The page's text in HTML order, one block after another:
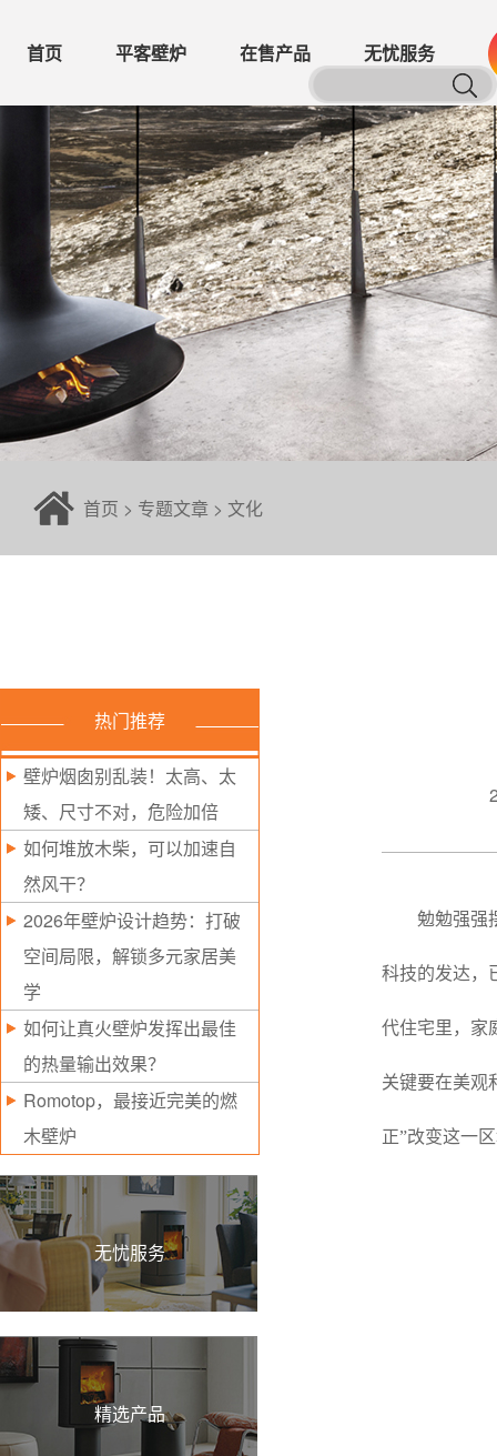
首页 平客壁炉 在售产品 无忧服务
首页 > 专题文章 > 文化
热门推荐
壁炉烟囱别乱装！太高、太
矮、尺寸不对，危险加倍
如何堆放木柴，可以加速自
然风干？
2026年壁炉设计趋势：打破
空间局限，解锁多元家居美
学
如何让真火壁炉发挥出最佳
的热量输出效果？
Romotop，最接近完美的燃
木壁炉
无忧服务
精选产品
勉勉强强
科技的发达，
代住宅里，家
关键要在美观
正”改变这一